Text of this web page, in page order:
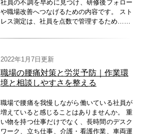
社員の不調を早めに見つけ、研修後フォロー
や職場改善へつなげるための内容です。 スト
レス測定は、社員を点数で管理するため……
2022年1月7日更新
職場の腰痛対策と労災予防｜作業環
境と相談しやすさを整える
職場で腰痛を我慢しながら働いている社員が
増えていると感じることはありませんか。 重
い物を持つ仕事だけでなく、長時間のデスク
ワーク、立ち仕事、介護・看護作業、車両運